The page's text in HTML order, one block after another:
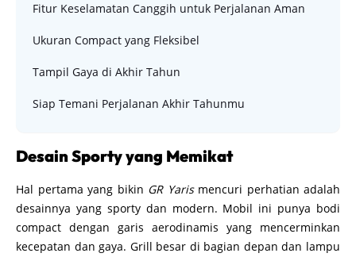
Fitur Keselamatan Canggih untuk Perjalanan Aman
Ukuran Compact yang Fleksibel
Tampil Gaya di Akhir Tahun
Siap Temani Perjalanan Akhir Tahunmu
Desain Sporty yang Memikat
Hal pertama yang bikin GR Yarismencuri perhatian adalah
desainnya yang sporty dan modern. Mobil ini punya bodi
compact dengan garis aerodinamis yang mencerminkan
kecepatan dan gaya. Grill besar di bagian depan dan lampu